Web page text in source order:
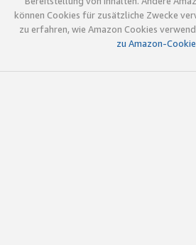
können Cookies für zusätzliche Zwecke
zu erfahren, wie Amazon Cookies
zu Amazon-